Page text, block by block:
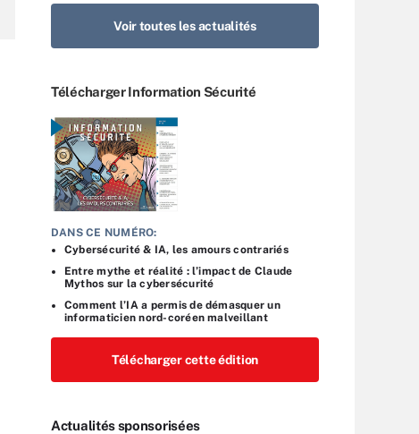
Voir toutes les actualités
Télécharger Information Sécurité
DANS CE NUMÉRO:
Cybersécurité & IA, les amours contrariés
Entre mythe et réalité : l’impact de Claude
Mythos sur la cybersécurité
Comment l’IA a permis de démasquer un
informaticien nord-coréen malveillant
Télécharger cette édition
Actualités sponsorisées